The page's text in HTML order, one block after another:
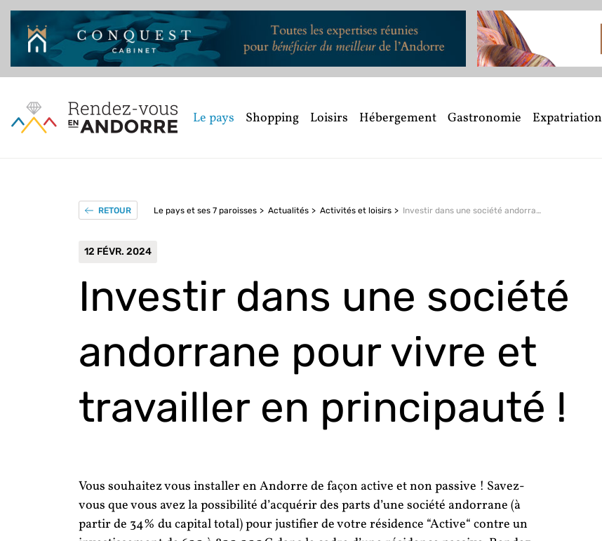
Le pays Shopping Loisirs Hébergement Gastronomie Expatriation
RETOUR Le pays et ses 7 paroisses Actualités Activités et loisirs Investir dans une société andorrane pour vivre et travailler en principauté !
12 FÉVR. 2024
Investir dans une société
andorrane pour vivre et
travailler en principauté !
Vous souhaitez vous installer en Andorre de façon active et non passive ! Savez-
vous que vous avez la possibilité d’acquérir des parts d’une société andorrane (à
partir de 34% du capital total) pour justifier de votre résidence “Active“ contre un